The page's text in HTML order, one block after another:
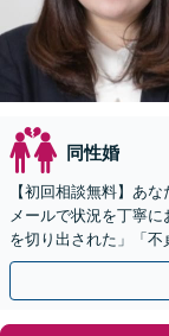
同性婚
【初回相談無料】あ
メールで状況を丁寧
を切り出された」「不
【リーズナブルな料金